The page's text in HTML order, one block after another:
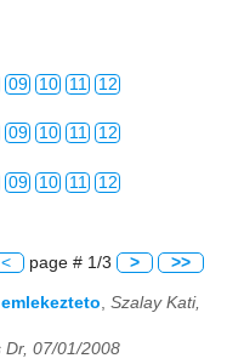
09 10 11 12
09 10 11 12
09 10 11 12
< page # 1/3 > >>
Szalay Kati,
Dr, 07/01/2008